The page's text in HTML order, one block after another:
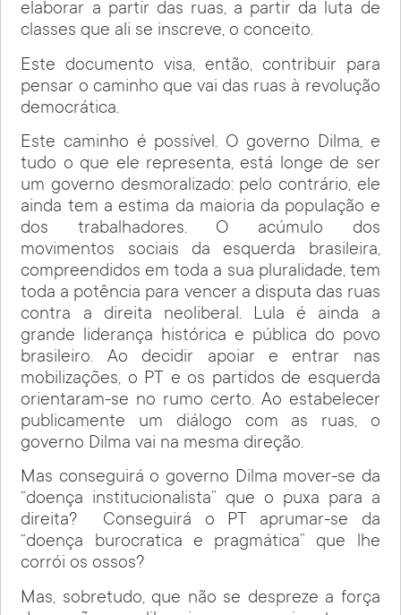
elaborar a partir das ruas, a partir da luta de
classes que ali se inscreve, o conceito.
Este documento visa, então, contribuir para
pensar o caminho que vai das ruas à revolução
democrática.
Este caminho é possível. O governo Dilma, e
tudo o que ele representa, está longe de ser
um governo desmoralizado: pelo contrário, ele
ainda tem a estima da maioria da população e
dos trabalhadores. O acúmulo dos
movimentos sociais da esquerda brasileira,
compreendidos em toda a sua pluralidade, tem
toda a potência para vencer a disputa das ruas
contra a direita neoliberal. Lula é ainda a
grande liderança histórica e pública do povo
brasileiro. Ao decidir apoiar e entrar nas
mobilizações, o PT e os partidos de esquerda
orientaram-se no rumo certo. Ao estabelecer
publicamente um diálogo com as ruas, o
governo Dilma vai na mesma direção.
Mas conseguirá o governo Dilma mover-se da
“doença institucionalista” que o puxa para a
direita? Conseguirá o PT aprumar-se da
“doença burocratica e pragmática” que lhe
corrói os ossos?
Mas, sobretudo, que não se despreze a força